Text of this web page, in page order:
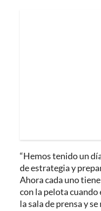
“Hemos tenido un
de estrategia y
Ahora cada uno
con la pelota cuando
la sala de prensa y